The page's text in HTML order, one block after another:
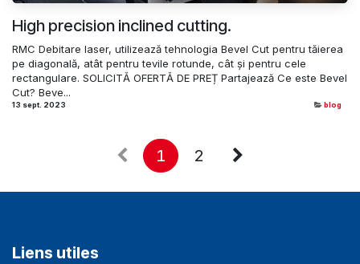
High precision inclined cutting.
RMC Debitare laser, utilizează tehnologia Bevel Cut pentru tăierea
pe diagonală, atât pentru tevile rotunde, cât și pentru cele
rectangulare. SOLICITĂ OFERTĂ DE PREȚ Partajează Ce este Bevel
Cut? Beve...
13 sept. 2023 blog
1 2
Liens utiles